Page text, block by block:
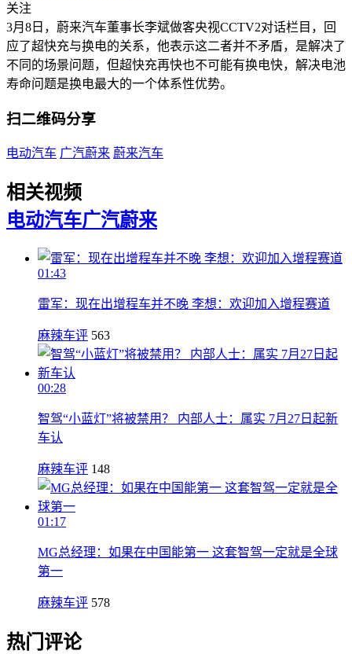
关注
3月8日，蔚来汽车董事长李斌做客央视CCTV2对话栏目，回
应了超快充与换电的关系，他表示这二者并不矛盾，是解决了
不同的场景问题，但超快充再快也不可能有换电快，解决电池
寿命问题是换电最大的一个体系性优势。
扫二维码分享
电动汽车 广汽蔚来 蔚来汽车
相关视频
电动汽车广汽蔚来
01:43
雷军：现在出增程车并不晚 李想：欢迎加入增程赛道
麻辣车评 563
00:28
智驾“小蓝灯”将被禁用？ 内部人士：属实 7月27日起新
车认
麻辣车评 148
01:17
MG总经理：如果在中国能第一 这套智驾一定就是全球
第一
麻辣车评 578
热门评论